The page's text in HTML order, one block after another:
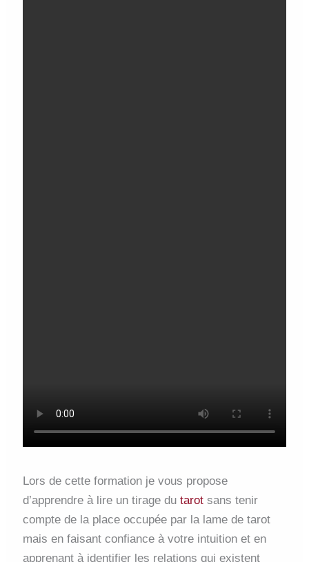
Lors de cette formation je vous propose
d’apprendre à lire un tirage dutarot sans tenir
compte de la place occupée par la lame de tarot
mais en faisant confiance à votre intuition et en
apprenant à identifier les relations qui existent